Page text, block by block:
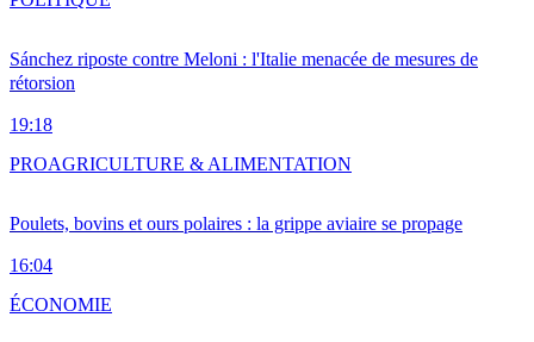
Sánchez riposte contre Meloni : l'Italie menacée de mesures de
rétorsion
19:18
Poulets, bovins et ours polaires : la grippe aviaire se propage
16:04
PROAGRICULTURE & ALIMENTATION
ÉCONOMIE